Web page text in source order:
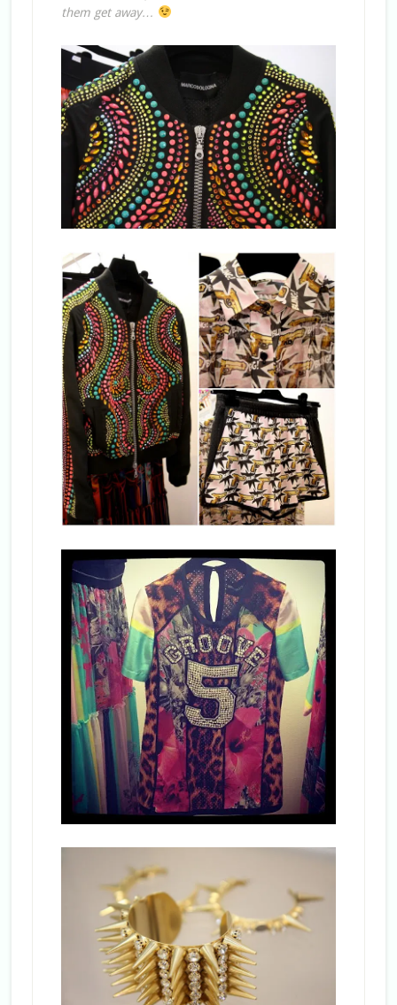
them get away…